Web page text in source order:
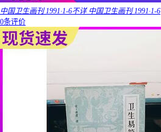
中国卫生画刊 1991·1-6不详 中国卫生画刊 1991·1-6
0条评价